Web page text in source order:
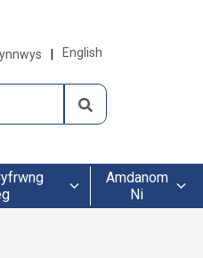
English
Amdanom
Ni